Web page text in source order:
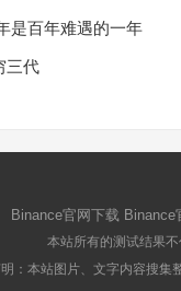
是百年难遇的一年
三代
Binance官网下载 Binance
本站所有的测试结果
：本站图片、文字内容搜集